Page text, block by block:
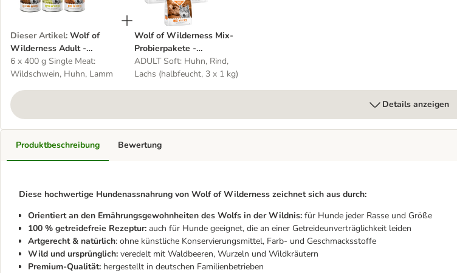
Dieser Artikel: Wolf of
Wilderness Adult -
Mixpaket
6 x 400 g Single Meat:
Wildschwein, Huhn, Lamm
Wolf of Wilderness Mix-
Probierpakete -
getreidefrei
ADULT Soft: Huhn, Rind,
Lachs (halbfeucht, 3 x 1 kg)
Details anzeigen
Produktbeschreibung
Diese hochwertige Hundenassnahrung von Wolf of Wilderness zeichnet sich aus durch:
Orientiert an den Ernährungsgewohnheiten des Wolfs in der Wildnis: für Hunde jeder Rasse und Größe
100 % getreidefreie Rezeptur: auch für Hunde geeignet, die an einer Getreideunverträglichkeit leiden
Artgerecht & natürlich: ohne künstliche Konservierungsmittel, Farb- und Geschmacksstoffe
Wild und ursprünglich: veredelt mit Waldbeeren, Wurzeln und Wildkräutern
Premium-Qualität: hergestellt in deutschen Familienbetrieben
Bewertung